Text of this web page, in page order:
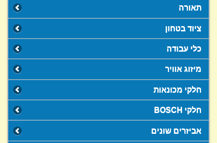
תאורה
ציוד בטחון
כלי עבודה
מיזוג אוויר
חלקי מכונאות
חלקי BOSCH
אביזרים שונים